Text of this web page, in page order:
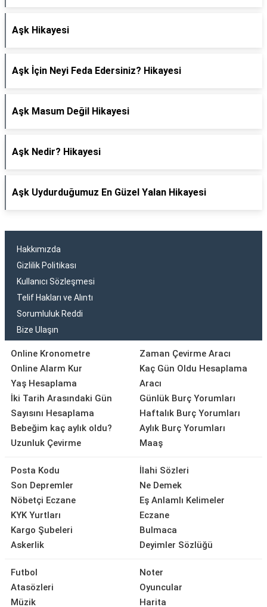
Aşk Hikayesi
Aşk İçin Neyi Feda Edersiniz? Hikayesi
Aşk Masum Değil Hikayesi
Aşk Nedir? Hikayesi
Aşk Uydurduğumuz En Güzel Yalan Hikayesi
Hakkımızda
Gizlilik Politikası
Kullanıcı Sözleşmesi
Telif Hakları ve Alıntı
Sorumluluk Reddi
Bize Ulaşın
Online Kronometre
Online Alarm Kur
Yaş Hesaplama
İki Tarih Arasındaki Gün
Sayısını Hesaplama
Bebeğim kaç aylık oldu?
Uzunluk Çevirme
Zaman Çevirme Aracı
Kaç Gün Oldu Hesaplama
Aracı
Günlük Burç Yorumları
Haftalık Burç Yorumları
Aylık Burç Yorumları
Maaş
Posta Kodu
Son Depremler
Nöbetçi Eczane
KYK Yurtları
Kargo Şubeleri
Askerlik
İlahi Sözleri
Ne Demek
Eş Anlamlı Kelimeler
Eczane
Bulmaca
Deyimler Sözlüğü
Futbol
Atasözleri
Müzik
Noter
Oyuncular
Harita